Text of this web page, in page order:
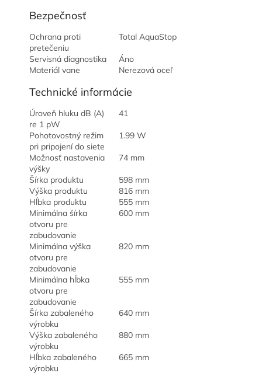
Bezpečnosť
Ochrana proti
pretečeniu
Total AquaStop
Servisná diagnostika
Áno
Materiál vane
Nerezová oceľ
Technické informácie
Úroveň hluku dB (A)
re 1 pW
41
Pohotovostný režim
pri pripojení do siete
1.99 W
Možnosť nastavenia
výšky
74 mm
Šírka produktu
598 mm
Výška produktu
816 mm
Hĺbka produktu
555 mm
Minimálna šírka
otvoru pre
zabudovanie
600 mm
Minimálna výška
otvoru pre
zabudovanie
820 mm
Minimálna hĺbka
otvoru pre
zabudovanie
555 mm
Šírka zabaleného
výrobku
640 mm
Výška zabaleného
výrobku
880 mm
Hĺbka zabaleného
výrobku
665 mm